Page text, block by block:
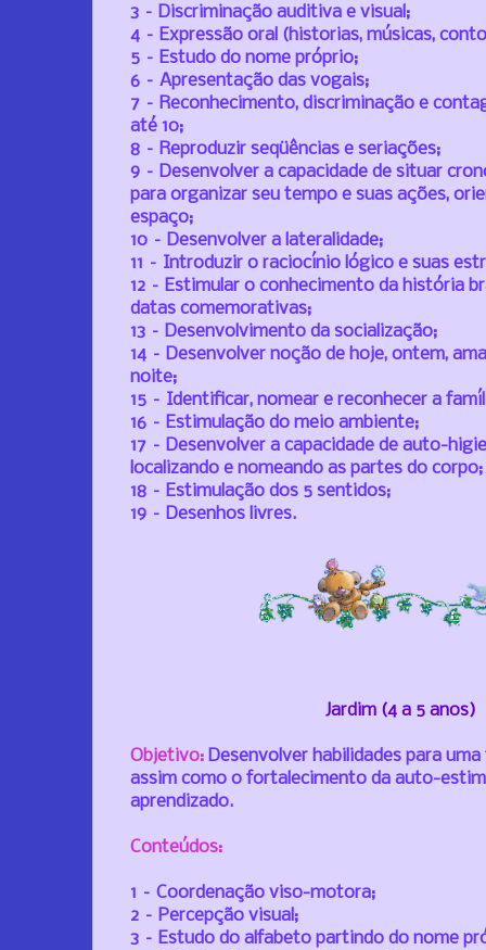
3 – Discriminação auditiva e visual;
4 – Expressão oral (historias, músicas,
5 – Estudo do nome próprio;
6 – Apresentação das vogais;
7 – Reconhecimento, discriminação e
até 10;
8 – Reproduzir seqüências e seriações;
9 – Desenvolver a capacidade de situar c
para organizar seu tempo e suas ações,
espaço;
10 – Desenvolver a lateralidade;
11 – Introduzir o raciocínio lógico e suas
12 – Estimular o conhecimento da história
datas comemorativas;
13 – Desenvolvimento da socialização;
14 – Desenvolver noção de hoje, ontem,
noite;
15 – Identificar, nomear e reconhecer a
16 – Estimulação do meio ambiente;
17 – Desenvolver a capacidade de auto-
localizando e nomeando as partes do corpo;
18 – Estimulação dos 5 sentidos;
19 – Desenhos livres.
Jardim (4 a 5 anos)
Objetivo: Desenvolver habilidades para
assim como o fortalecimento da auto-
aprendizado.
Conteúdos:
1 – Coordenação viso-motora;
2 – Percepção visual;
3 – Estudo do alfabeto partindo do nome